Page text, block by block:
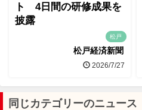
ト 4日間の研修成果を
披露
松戸
松戸経済新聞
2026/7/27
同じカテゴリーのニュース